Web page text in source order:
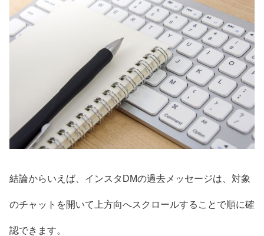
結論からいえば、インスタDMの過去メッセージは、対象
のチャットを開いて上方向へスクロールすることで順に確
認できます。